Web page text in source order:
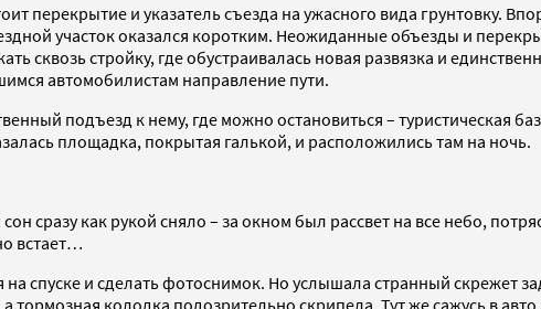
перекрытие и указатель съезда на ужасного вида грунтовку.
участок оказался коротким. Неожиданные объезды и
сквозь стройку, где обустраивалась новая развязка и
автомобилистам направление пути.
подъезд к нему, где можно остановиться – туристическая
площадка, покрытая галькой, и расположились там на ночь.
сразу как рукой сняло – за окном был рассвет на все небо,
встает…
спуске и сделать фотоснимок. Но услышала странный скрежет
колодка подозрительно скрипела. Тут же сажусь в